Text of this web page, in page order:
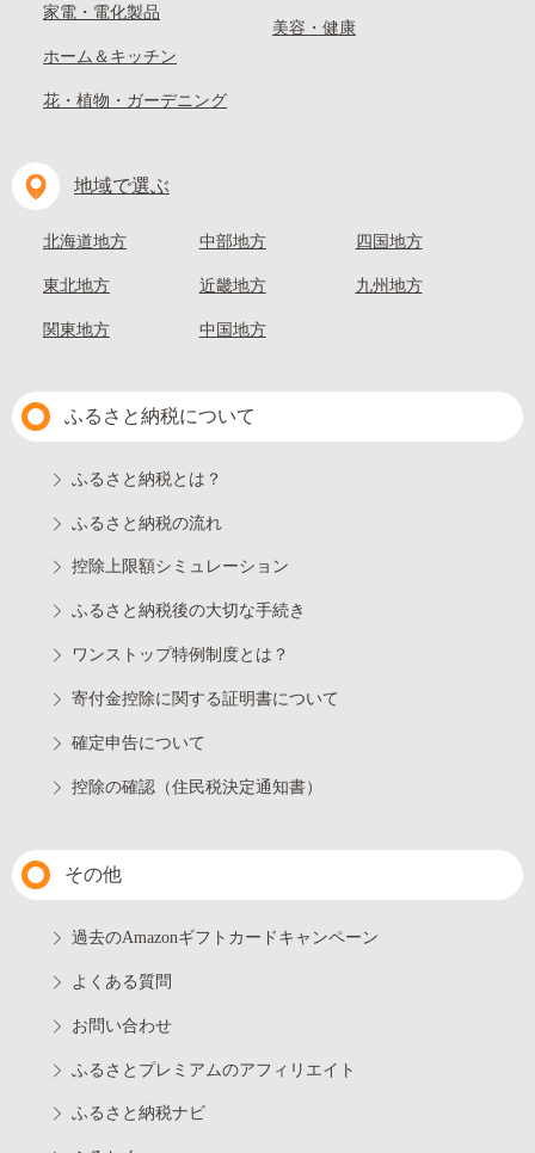
家電・電化製品
ホーム＆キッチン
花・植物・ガーデニング
美容・健康
地域で選ぶ
北海道地方
東北地方
関東地方
中部地方
近畿地方
中国地方
四国地方
九州地方
ふるさと納税について
ふるさと納税とは？
ふるさと納税の流れ
控除上限額シミュレーション
ふるさと納税後の大切な手続き
ワンストップ特例制度とは？
寄付金控除に関する証明書について
確定申告について
控除の確認（住民税決定通知書）
その他
過去のAmazonギフトカードキャンペーン
よくある質問
お問い合わせ
ふるさとプレミアムのアフィリエイト
ふるさと納税ナビ